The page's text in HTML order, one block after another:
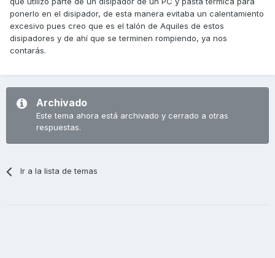
ponerlo en el disipador, de esta manera evitaba un calentamiento
excesivo pues creo que es el talón de Aquiles de estos
disipadores y de ahí que se terminen rompiendo, ya nos
contarás.
Archivado
Este tema ahora está archivado y cerrado a otras
respuestas.
Ir a la lista de temas